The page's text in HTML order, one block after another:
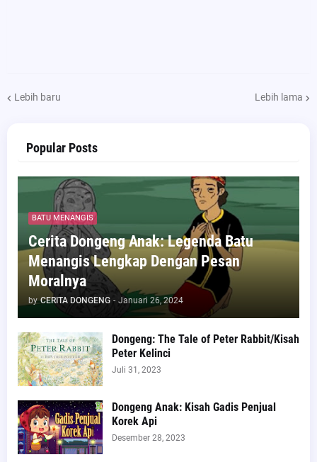
Lebih baru Lebih lama
Popular Posts
BATU MENANGIS
Cerita Dongeng Anak: Legenda Batu
Menangis Lengkap Dengan Pesan
Moralnya
by CERITA DONGENG - Januari 26, 2024
Dongeng: The Tale of Peter Rabbit/Kisah
Peter Kelinci
Juli 31, 2023
Dongeng Anak: Kisah Gadis Penjual
Korek Api
Desember 28, 2023